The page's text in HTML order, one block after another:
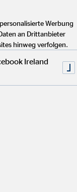
lerne nebenbei
Werbung
an Drittanbieter
hinweg verfolgen.
Ireland